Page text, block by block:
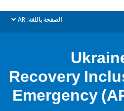
الصفحة باللغة: AR
dropdown
Recovery